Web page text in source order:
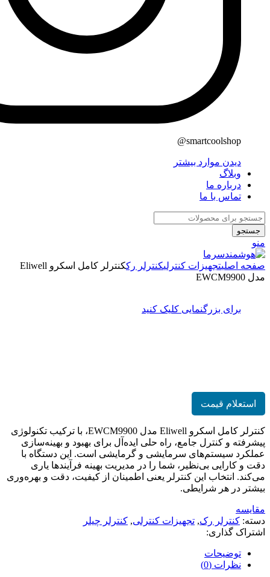
smartcoolshop@
دیدن موارد بیشتر
وبلاگ
درباره ما
تماس با ما
جستجو
منو
صفحه اصلیتجهیزات کنترلیکنترلر رک
کنترلر کامل اسکرو Eliwell
مدل EWCM9900
برای بزرگنمایی کلیک کنید
استعلام قیمت
کنترلر کامل اسکرو Eliwell مدل EWCM9900، با ترکیب تکنولوژی
پیشرفته و کنترل جامع، راه حلی ایده‌آل برای بهبود و بهینه‌سازی
عملکرد سیستم‌های سرمایشی و گرمایشی است. این دستگاه با
دقت و کارایی بی‌نظیر، شما را در مدیریت بهینه فرآیندها یاری
می‌کند. انتخاب این کنترلر یعنی اطمینان از کیفیت، دقت و بهره‌وری
بیشتر در هر شرایطی.
مقایسه
دسته: کنترلر رک, تجهیزات کنترلی, کنترلر چیلر
اشتراک گذاری:
توضیحات
نظرات (0)